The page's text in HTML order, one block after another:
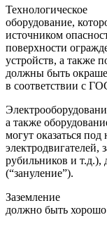
Технологическое
оборудование,
источником
поверхности
устройств, а также
должны быть
в соответствии с
а также
могут оказаться
рубильников и т.д.),
(“зануление”).
Заземление
должно быть